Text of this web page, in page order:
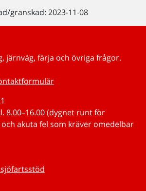
granskad: 2023-11-08
järnväg, färja och övriga frågor.
8.00–16.00 (dygnet runt för
akuta fel som kräver omedelbar